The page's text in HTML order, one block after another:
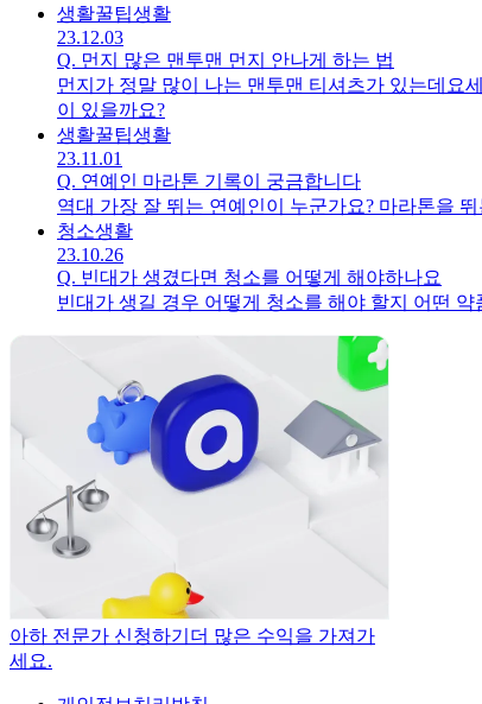
생활꿀팁생활
23.12.03
Q. 먼지 많은 맨투맨 먼지 안나게 하는 법
먼지가 정말 많이 나는 맨투맨 티셔츠가 있는데요
이 있을까요?
생활꿀팁생활
23.11.01
Q. 연예인 마라톤 기록이 궁금합니다
청소생활
23.10.26
Q. 빈대가 생겼다면 청소를 어떻게 해야하나요
빈대가 생길 경우 어떻게 청소를 해야 할지 어떤
아하 전문가 신청하기 더 많은 수익을 가져가
세요.